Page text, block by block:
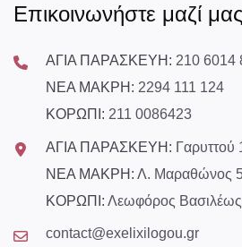
Επικοινωνήστε μαζί μας
ΑΓΙΑ ΠΑΡΑΣΚΕΥΗ: 210 6014
ΝΕΑ ΜΑΚΡΗ: 2294 111 124
ΚΟΡΩΠΙ: 211 0086423
ΑΓΙΑ ΠΑΡΑΣΚΕΥΗ:
ΝΕΑ ΜΑΚΡΗ: Λ. Μαραθώνος
ΚΟΡΩΠΙ: Λεωφόρος
contact@exelixilogou.gr